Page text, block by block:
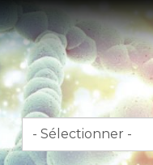
Mois